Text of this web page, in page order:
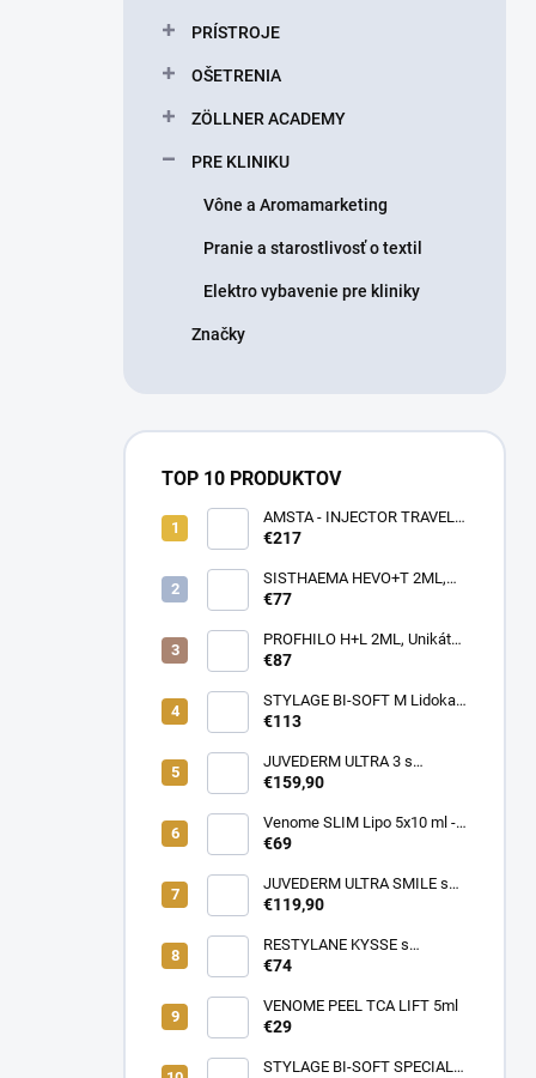
PRÍSTROJE
OŠETRENIA
ZÖLLNER ACADEMY
PRE KLINIKU
Vône a Aromamarketing
Pranie a starostlivosť o textil
Elektro vybavenie pre kliniky
Značky
TOP 10 PRODUKTOV
AMSTA - INJECTOR TRAVEL
BAG - LIMITOVANÁ EDÍCIA -
pre lekárov estetickej
medicíny v pohybe (rôzne
€217
SISTHAEMA HEVO+T 2ML,
70mg/2ml = 50mg/HA + 20mg
Dermálna Regenerácia,
SKUTOČNÉ OMLADENIE,
Patentované zloženie
(VENOME)
€77
PROFHILO H+L 2ML, Unikátny
REMODELAČNÝ produkt pre
napnutie a lifting pokožky, až
64mg kyseliny Hyalurónovej
€87
STYLAGE BI-SOFT M Lidokaín
2x1ml s Mannitolom s
EŠTE LEPŠIE výsledky!
€113
JUVEDERM ULTRA 3 s
Lidokaínom (2x1ml)
€159,90
Venome SLIM Lipo 5x10 ml -
Pomáha v boji proti tukovým
odstrániť
€69
JUVEDERM ULTRA SMILE s
Lidokaínom (2x0,55ml)
€119,90
RESTYLANE KYSSE s
lidokaínom (1x1ml)
€74
VENOME PEEL TCA LIFT 5ml
€29
STYLAGE BI-SOFT SPECIAL